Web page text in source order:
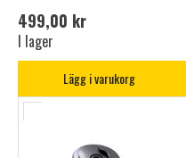
499,00 kr
I lager
Lägg i varukorg